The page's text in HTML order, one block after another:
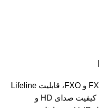
مبدل HT813 گرنداستریم با پورت FXS و FXO، قابلیت Lifeline
برای ادامه تماس در زمان قطع برق، کیفیت صدای HD و